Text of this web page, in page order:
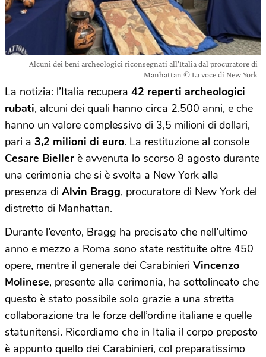
Alcuni dei beni archeologici riconsegnati all'Italia dal procuratore di
Manhattan © La voce di New York
La notizia: l’Italia recupera 42 reperti archeologici
rubati, alcuni dei quali hanno circa 2.500 anni, e che
hanno un valore complessivo di 3,5 milioni di dollari,
pari a 3,2 milioni di euro. La restituzione al console
Cesare Bieller è avvenuta lo scorso 8 agosto durante
una cerimonia che si è svolta a New York alla
presenza di Alvin Bragg, procuratore di New York del
distretto di Manhattan.
Durante l’evento, Bragg ha precisato che nell’ultimo
anno e mezzo a Roma sono state restituite oltre 450
opere, mentre il generale dei Carabinieri Vincenzo
Molinese, presente alla cerimonia, ha sottolineato che
questo è stato possibile solo grazie a una stretta
collaborazione tra le forze dell’ordine italiane e quelle
statunitensi. Ricordiamo che in Italia il corpo preposto
è appunto quello dei Carabinieri, col preparatissimo